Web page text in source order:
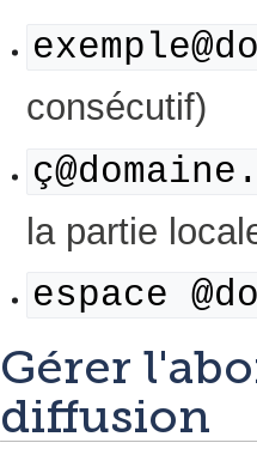
consécutif)
la partie
espace
Gérer
diffusion